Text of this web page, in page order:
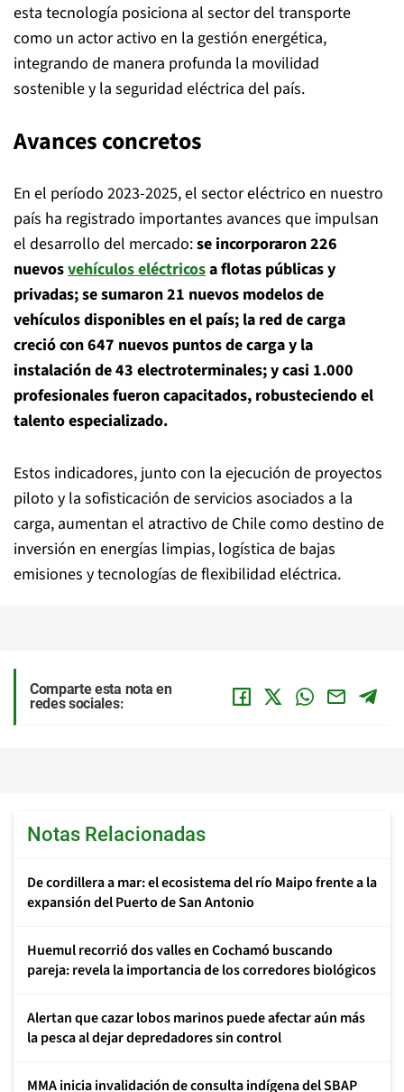
esta tecnología posiciona al sector del transporte
como un actor activo en la gestión energética,
integrando de manera profunda la movilidad
sostenible y la seguridad eléctrica del país.
Avances concretos
En el período 2023-2025, el sector eléctrico en nuestro
país ha registrado importantes avances que impulsan
el desarrollo del mercado:se incorporaron 226
nuevosvehículos eléctricosa flotas públicas y
privadas; se sumaron 21 nuevos modelos de
vehículos disponibles en el país; la red de carga
creció con 647 nuevos puntos de carga y la
instalación de 43 electroterminales; y casi 1.000
profesionales fueron capacitados, robusteciendo el
talento especializado.
Estos indicadores, junto con la ejecución de proyectos
piloto y la sofisticación de servicios asociados a la
carga, aumentan el atractivo de Chile como destino de
inversión en energías limpias, logística de bajas
emisiones y tecnologías de flexibilidad eléctrica.
Comparte esta nota en
redes sociales:
Notas Relacionadas
De cordillera a mar: el ecosistema del río Maipo frente a la
expansión del Puerto de San Antonio
Huemul recorrió dos valles en Cochamó buscando
pareja: revela la importancia de los corredores biológicos
Alertan que cazar lobos marinos puede afectar aún más
la pesca al dejar depredadores sin control
MMA inicia invalidación de consulta indígena del SBAP